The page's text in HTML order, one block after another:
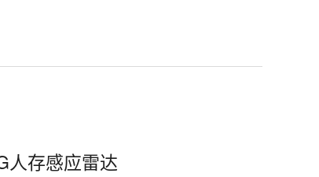
非稳压DC-DC模块，正是为解决这类
人存感应雷达